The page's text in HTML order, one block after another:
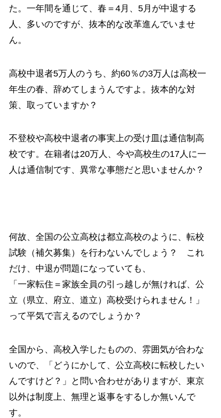
た。一年間を通じて、春＝4月、5月が中退する
人、多いのですが、抜本的な改革進んでいませ
ん。
高校中退者5万人のうち、約60％の3万人は高校一
年生の春、辞めてしまうんですよ。抜本的な対
策、取っていますか？
不登校や高校中退者の事実上の受け皿は通信制高
校です。在籍者は20万人、今や高校生の17人に一
人は通信制です、異常な事態だと思いませんか？
何故、全国の公立高校は都立高校のように、転校
試験（補欠募集）を行わないんでしょう？ これ
だけ、中退が問題になっていても、
「一家転住＝家族全員の引っ越しが無ければ、公
立（県立、府立、道立）高校受けられません！」
って平気で言えるのでしょうか？
全国から、高校入学したものの、雰囲気が合わな
いので、「どうにかして、公立高校に転校したい
んですけど？」と問い合わせがありますが、東京
以外は制度上、無理と返事をするしか無いんで
す。